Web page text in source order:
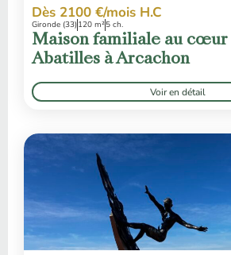
Dès 2100 €/mois H.C
Gironde (33)120 m²5 ch.
Maison familiale au cœur
Abatilles à Arcachon
Voir en détail